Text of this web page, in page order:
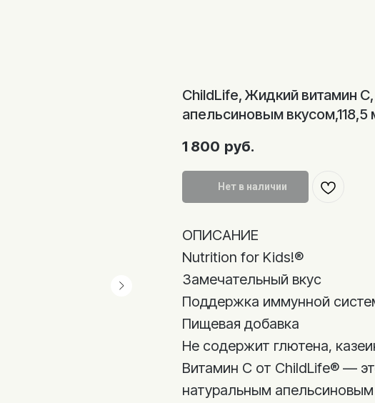
ChildLife, Жидкий витамин
апельсиновым вкусом,118,5
1 800 руб.
Нет в наличии
ОПИСАНИЕ
Nutrition for Kids!®
Замечательный вкус
Поддержка иммунной
Пищевая добавка
Не содержит глютена,
Витамин C от ChildLife® —
натуральным